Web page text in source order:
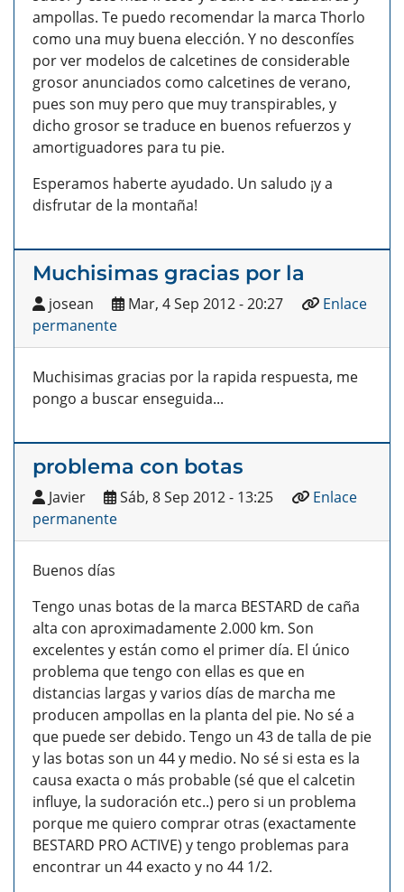
ampollas. Te puedo recomendar la marca Thorlo
como una muy buena elección. Y no desconfíes
por ver modelos de calcetines de considerable
grosor anunciados como calcetines de verano,
pues son muy pero que muy transpirables, y
dicho grosor se traduce en buenos refuerzos y
amortiguadores para tu pie.
Esperamos haberte ayudado. Un saludo ¡y a
disfrutar de la montaña!
Muchisimas gracias por la
josean Mar, 4 Sep 2012 - 20:27
Enlace
permanente
Muchisimas gracias por la rapida respuesta, me
pongo a buscar enseguida...
problema con botas
Javier Sáb, 8 Sep 2012 - 13:25
Enlace
permanente
Buenos días
Tengo unas botas de la marca BESTARD de caña
alta con aproximadamente 2.000 km. Son
excelentes y están como el primer día. El único
problema que tengo con ellas es que en
distancias largas y varios días de marcha me
producen ampollas en la planta del pie. No sé a
que puede ser debido. Tengo un 43 de talla de pie
y las botas son un 44 y medio. No sé si esta es la
causa exacta o más probable (sé que el calcetin
influye, la sudoración etc..) pero si un problema
porque me quiero comprar otras (exactamente
BESTARD PRO ACTIVE) y tengo problemas para
encontrar un 44 exacto y no 44 1/2.